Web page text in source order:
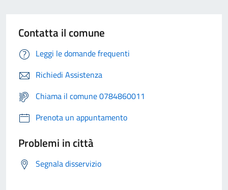
Contatta il comune
Leggi le domande frequenti
Richiedi Assistenza
Chiama il comune 0784860011
Prenota un appuntamento
Problemi in città
Segnala disservizio